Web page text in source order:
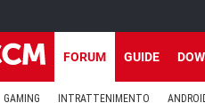
FORUM GUIDE
GAMING INTRATTENIMENTO